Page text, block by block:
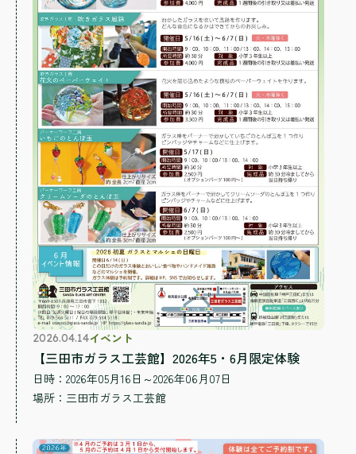
2026.04.14イベント
【三田市ガラス工芸館】2026年5・6月限定体験
日時：2026年05月16日～2026年06月07日
場所： 三田市ガラス工芸館